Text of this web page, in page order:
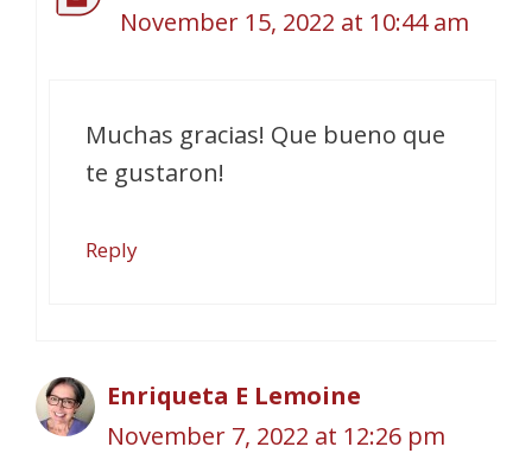
November 15, 2022 at 10:44 am
Muchas gracias! Que bueno que
te gustaron!
Reply
Enriqueta E Lemoine
November 7, 2022 at 12:26 pm